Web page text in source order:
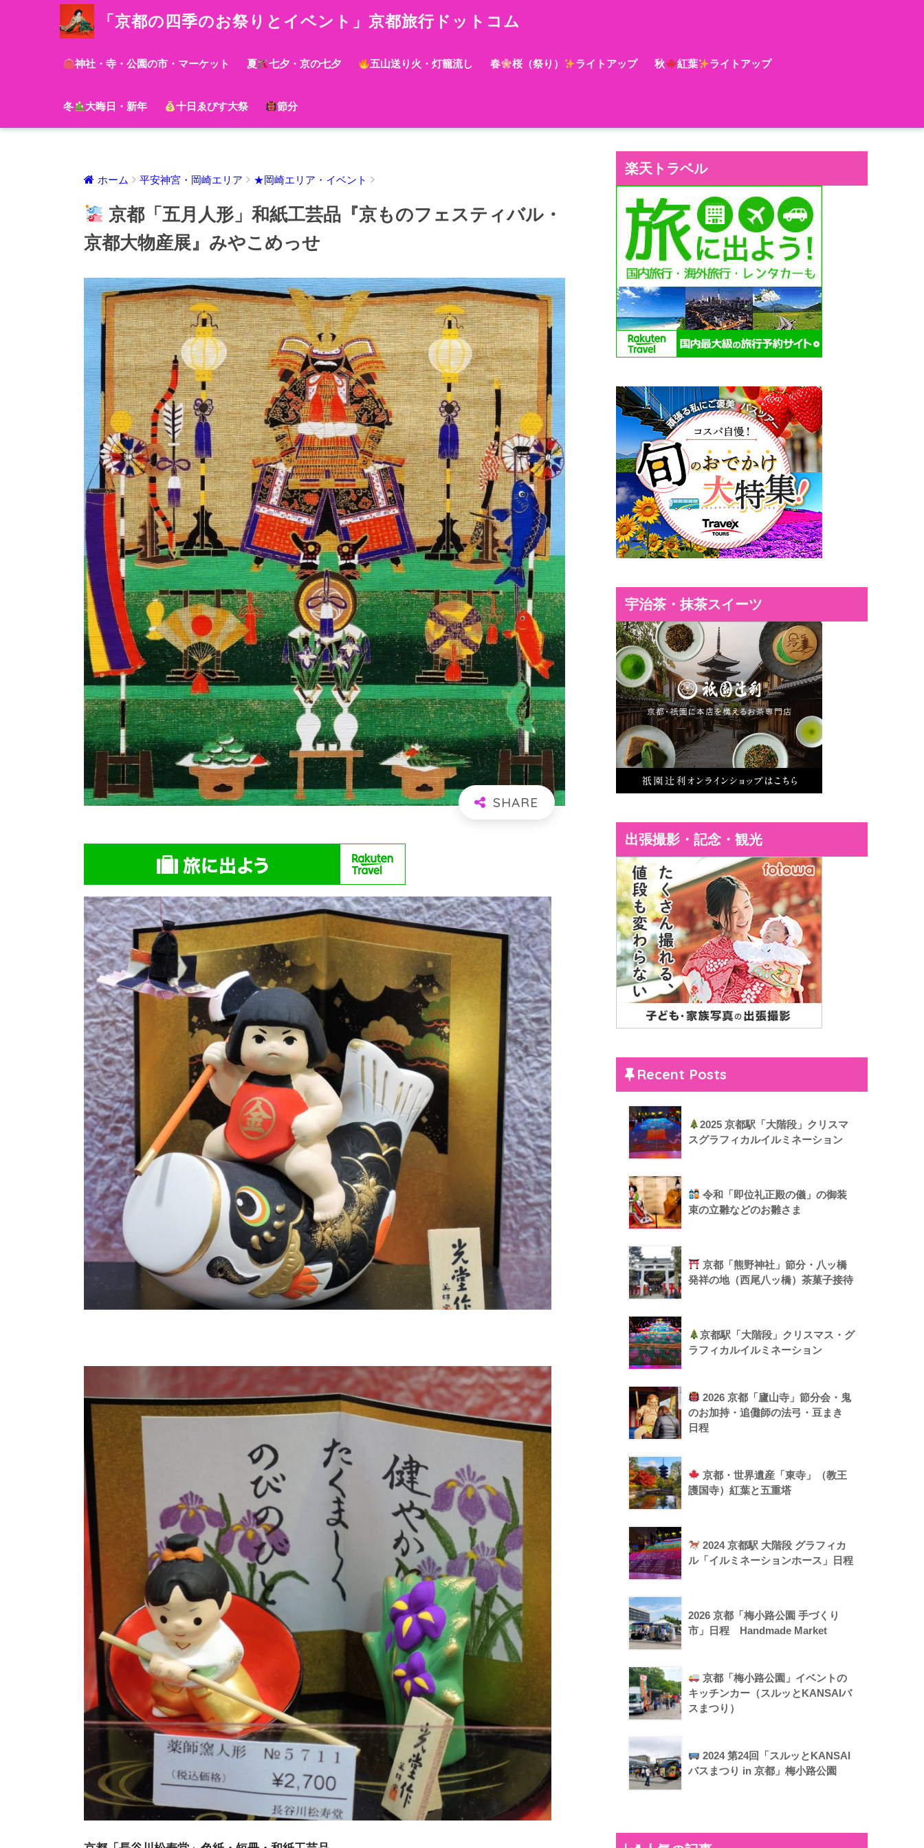
「京都の四季のお祭りとイベント」京都旅行ドットコム
神社・寺・公園の市・マーケット 夏 七夕・京の七夕 五山送り火・灯籠流し 春 桜（祭り） ライトアップ 秋 紅葉 ライトアップ
冬 大晦日・新年 十日ゑびす大祭 節分
ホーム 平安神宮・岡崎エリア ★岡崎エリア・イベント
京都「五月人形」和紙工芸品『京ものフェスティバル・
京都大物産展』みやこめっせ
楽天トラベル
宇治茶・抹茶スイーツ
出張撮影・記念・観光
Recent Posts
2025 京都駅「大階段」クリスマ
スグラフィカルイルミネーション
令和「即位礼正殿の儀」の御装
束の立雛などのお雛さま
京都「熊野神社」節分・八ッ橋
発祥の地（西尾八ッ橋）茶菓子接待
京都駅「大階段」クリスマス・グ
ラフィカルイルミネーション
2026 京都「廬山寺」節分会・鬼
のお加持・追儺師の法弓・豆まき
日程
京都・世界遺産「東寺」（教王
護国寺）紅葉と五重塔
2024 京都駅 大階段 グラフィカ
ル「イルミネーションホース」日程
2026 京都「梅小路公園 手づくり
市」日程 Handmade Market
京都「梅小路公園」イベントの
キッチンカー（スルッとKANSAIバ
スまつり）
2024 第24回「スルッとKANSAI
バスまつり in 京都」梅小路公園